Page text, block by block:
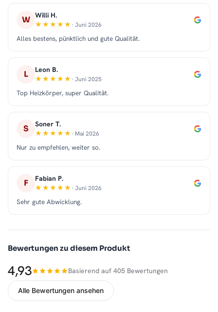
W Willi H.
· Juni 2026
Alles bestens, pünktlich und gute Qualität.
L Leon B.
· Juni 2025
Top Heizkörper, super Qualität.
S Soner T.
· Mai 2026
Nur zu empfehlen, weiter so.
F Fabian P.
· Juni 2026
Sehr gute Abwicklung.
Bewertungen zu diesem Produkt
4,93 Basierend auf 405 Bewertungen
Alle Bewertungen ansehen